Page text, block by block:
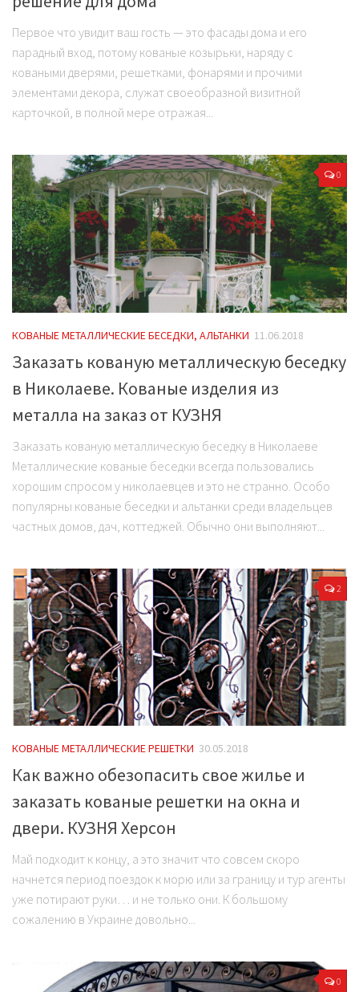
Первое что увидит ваш гость — это фасады дома и его
парадный вход, потому кованые козырьки, наряду с
коваными дверями, решетками, фонарями и прочими
элементами декора, служат своеобразной визитной
карточкой, в полной мере отражая...
0
КОВАНЫЕ МЕТАЛЛИЧЕСКИЕ БЕСЕДКИ, АЛЬТАНКИ 11.06.2018
Заказать кованую металлическую беседку
в Николаеве. Кованые изделия из
металла на заказ от КУЗНЯ
Заказать кованую металлическую беседку в Николаеве
Металлические кованые беседки всегда пользовались
хорошим спросом у николаевцев и это не странно. Особо
популярны кованые беседки и альтанки среди владельцев
частных домов, дач, коттеджей. Обычно они выполняют...
2
КОВАНЫЕ МЕТАЛЛИЧЕСКИЕ РЕШЕТКИ 30.05.2018
Как важно обезопасить свое жилье и
заказать кованые решетки на окна и
двери. КУЗНЯ Херсон
Май подходит к концу, а это значит что совсем скоро
начнется период поездок к морю или за границу и тур агенты
уже потирают руки… и не только они. К большому
сожалению в Украине довольно...
0